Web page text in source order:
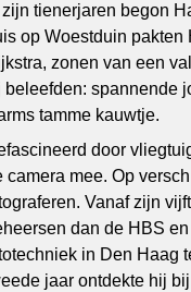
zijn tienerjaren begon
op Woestduin
zonen van een
beleefden: spannende
tamme kauwtje.
door
camera mee. Op
Vanaf zijn
dan de HBS
in Den Haag
jaar ontdekte hij